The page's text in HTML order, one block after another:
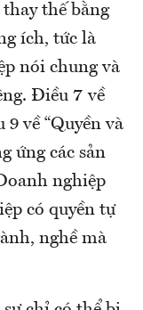
thế bằng
ích, tức là
nói chung và
Điều 7 về
9 về “Quyền và
ứng các sản
nghiệp
có quyền tự
nghề mà